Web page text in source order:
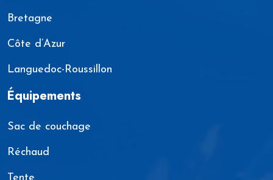
Bretagne
Côte d’Azur
Languedoc-Roussillon
Équipements
Sac de couchage
Réchaud